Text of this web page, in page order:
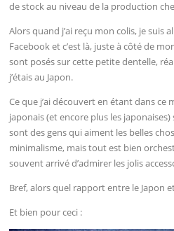
de stock au niveau de la production
Alors quand j’ai reçu mon colis, je suis
Facebook et c’est là, juste à côté de
sont posés sur cette petite dentelle,
j’étais au Japon.
Ce que j’ai découvert en étant dans ce
japonais (et encore plus les
sont des gens qui aiment les belles
minimalisme, mais tout est bien
souvent arrivé d’admirer les jolis
Bref, alors quel rapport entre le Japon
Et bien pour ceci :